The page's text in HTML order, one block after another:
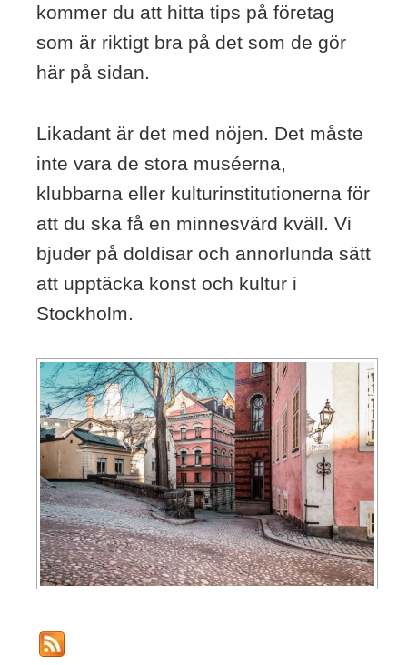
kommer du att hitta tips på företag
som är riktigt bra på det som de gör
här på sidan.
Likadant är det med nöjen. Det måste
inte vara de stora muséerna,
klubbarna eller kulturinstitutionerna för
att du ska få en minnesvärd kväll. Vi
bjuder på doldisar och annorlunda sätt
att upptäcka konst och kultur i
Stockholm.